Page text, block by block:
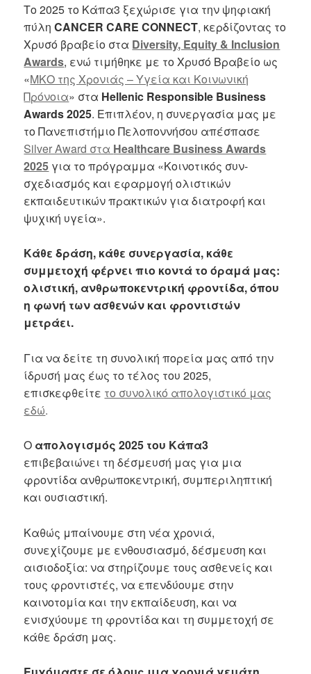
Το 2025 το Κάπα3 ξεχώρισε για την ψηφιακή
πύληCANCER CARE CONNECT, κερδίζοντας το
Χρυσό βραβείο στα Diversity, Equity & Inclusion
Awards, ενώ τιμήθηκε με το Χρυσό Βραβείο ως
«ΜΚΟ της Χρονιάς – Υγεία και Κοινωνική
Πρόνοια» στα Hellenic Responsible Business
Awards 2025. Επιπλέον, η συνεργασία μας με
το Πανεπιστήμιο Πελοποννήσου απέσπασε
Silver Award στα Healthcare Business Awards
2025 για το πρόγραμμα «Κοινοτικός συν-
σχεδιασμός και εφαρμογή ολιστικών
εκπαιδευτικών πρακτικών για διατροφή και
ψυχική υγεία».
Κάθε δράση, κάθε συνεργασία, κάθε
συμμετοχή φέρνει πιο κοντά το όραμά μας:
ολιστική, ανθρωποκεντρική φροντίδα, όπου
η φωνή των ασθενών και φροντιστών
μετράει.
Για να δείτε τη συνολική πορεία μας από την
ίδρυσή μας έως το τέλος του 2025,
επισκεφθείτε το συνολικό απολογιστικό μας
εδώ.
Ο απολογισμός 2025 του Κάπα3
επιβεβαιώνει τη δέσμευσή μας για μια
φροντίδα ανθρωποκεντρική, συμπεριληπτική
και ουσιαστική.
Καθώς μπαίνουμε στη νέα χρονιά,
συνεχίζουμε με ενθουσιασμό, δέσμευση και
αισιοδοξία: να στηρίζουμε τους ασθενείς και
τους φροντιστές, να επενδύουμε στην
καινοτομία και την εκπαίδευση, και να
ενισχύουμε τη φροντίδα και τη συμμετοχή σε
κάθε δράση μας.